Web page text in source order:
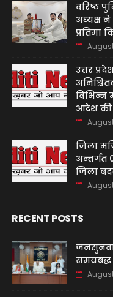
वरिष्ठ
अध्यक्ष
प्रतिमा
उत्तर
विभिन्न
आदेश की
जिला
अन्तर्गत
जिला
RECENT POSTS
समयबद्ध